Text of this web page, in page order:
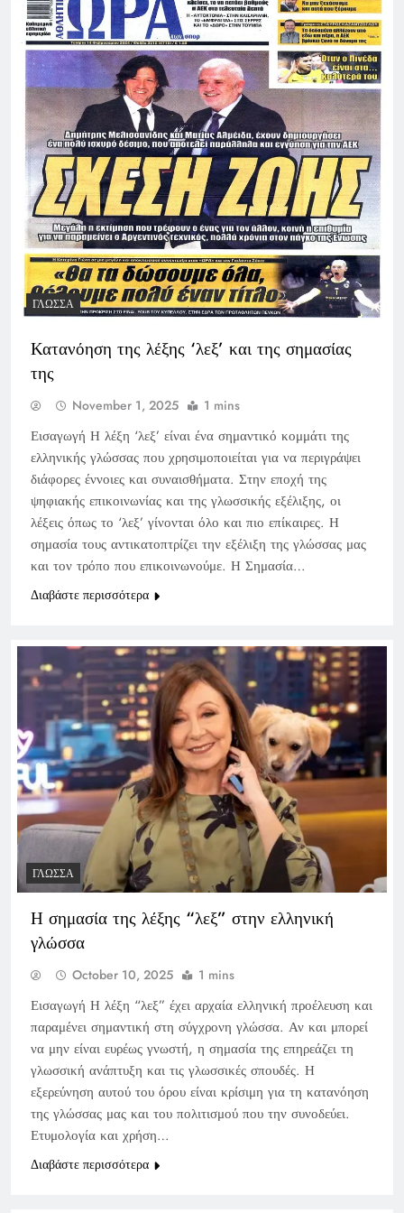
ΓΛΏΣΣΑ
Κατανόηση της λέξης ‘λεξ’ και της σημασίας
της
November 1, 2025 1 mins
Εισαγωγή Η λέξη ‘λεξ’ είναι ένα σημαντικό κομμάτι της
ελληνικής γλώσσας που χρησιμοποιείται για να περιγράψει
διάφορες έννοιες και συναισθήματα. Στην εποχή της
ψηφιακής επικοινωνίας και της γλωσσικής εξέλιξης, οι
λέξεις όπως το ‘λεξ’ γίνονται όλο και πιο επίκαιρες. Η
σημασία τους αντικατοπτρίζει την εξέλιξη της γλώσσας μας
και τον τρόπο που επικοινωνούμε. Η Σημασία…
Διαβάστε περισσότερα
ΓΛΏΣΣΑ
Η σημασία της λέξης “λεξ” στην ελληνική
γλώσσα
October 10, 2025 1 mins
Εισαγωγή Η λέξη “λεξ” έχει αρχαία ελληνική προέλευση και
παραμένει σημαντική στη σύγχρονη γλώσσα. Αν και μπορεί
να μην είναι ευρέως γνωστή, η σημασία της επηρεάζει τη
γλωσσική ανάπτυξη και τις γλωσσικές σπουδές. Η
εξερεύνηση αυτού του όρου είναι κρίσιμη για τη κατανόηση
της γλώσσας μας και του πολιτισμού που την συνοδεύει.
Ετυμολογία και χρήση…
Διαβάστε περισσότερα